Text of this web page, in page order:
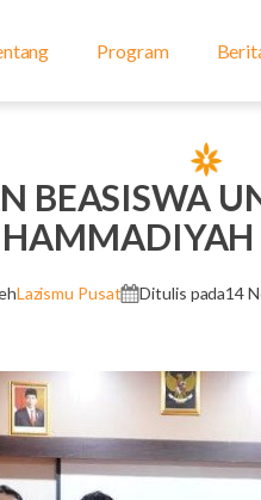
Program
BEASISWA
Lazismu Pusat Ditulis pada14